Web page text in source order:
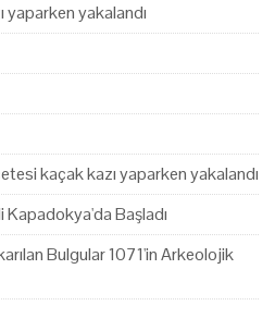
yakalandı
kaçak kazı yaparken yakalandı
Başladı
Bulgular 1071'in Arkeolojik